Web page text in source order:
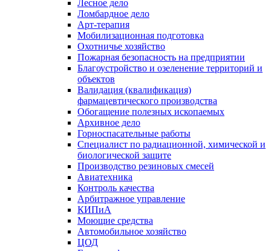
Лесное дело
Ломбардное дело
Арт-терапия
Мобилизационная подготовка
Охотничье хозяйство
Пожарная безопасность на предприятии
Благоустройство и озеленение территорий и
объектов
Валидация (квалификация)
фармацевтического производства
Обогащение полезных ископаемых
Архивное дело
Горноспасательные работы
Специалист по радиационной, химической и
биологической защите
Производство резиновых смесей
Авиатехника
Контроль качества
Арбитражное управление
КИПиА
Моющие средства
Автомобильное хозяйство
ЦОД